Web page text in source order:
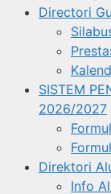
Directori
SISTEM
2026/2027
Direktori
Info